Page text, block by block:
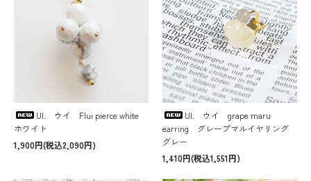
UI. ウイ Flui pierce white
ホワイト
1,900円(税込2,090円)
UI. ウイ grape maru
earring グレープマルイヤリング
グレー
1,410円(税込1,551円)